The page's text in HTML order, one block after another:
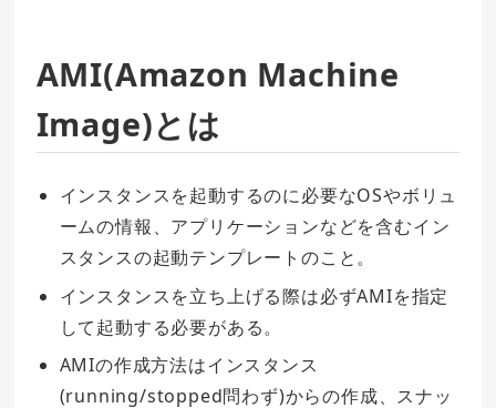
AMI(Amazon Machine
Image)とは
インスタンスを起動するのに必要なOSやボリュ
ームの情報、アプリケーションなどを含むイン
スタンスの起動テンプレートのこと。
インスタンスを立ち上げる際は必ずAMIを指定
して起動する必要がある。
AMIの作成方法はインスタンス
(running/stopped問わず)からの作成、スナッ